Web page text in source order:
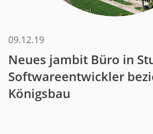
09.12.19
Neues jambit Büro in
Softwareentwickler
Königsbau